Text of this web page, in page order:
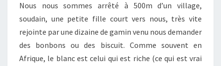
Nous nous sommes arrêté à 500m d’un village,
soudain, une petite fille court vers nous, très vite
rejointe par une dizaine de gamin venu nous demander
des bonbons ou des biscuit. Comme souvent en
Afrique, le blanc est celui qui est riche (ce qui est vrai